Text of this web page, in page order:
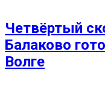
Четвёртый
Балаково
Волге